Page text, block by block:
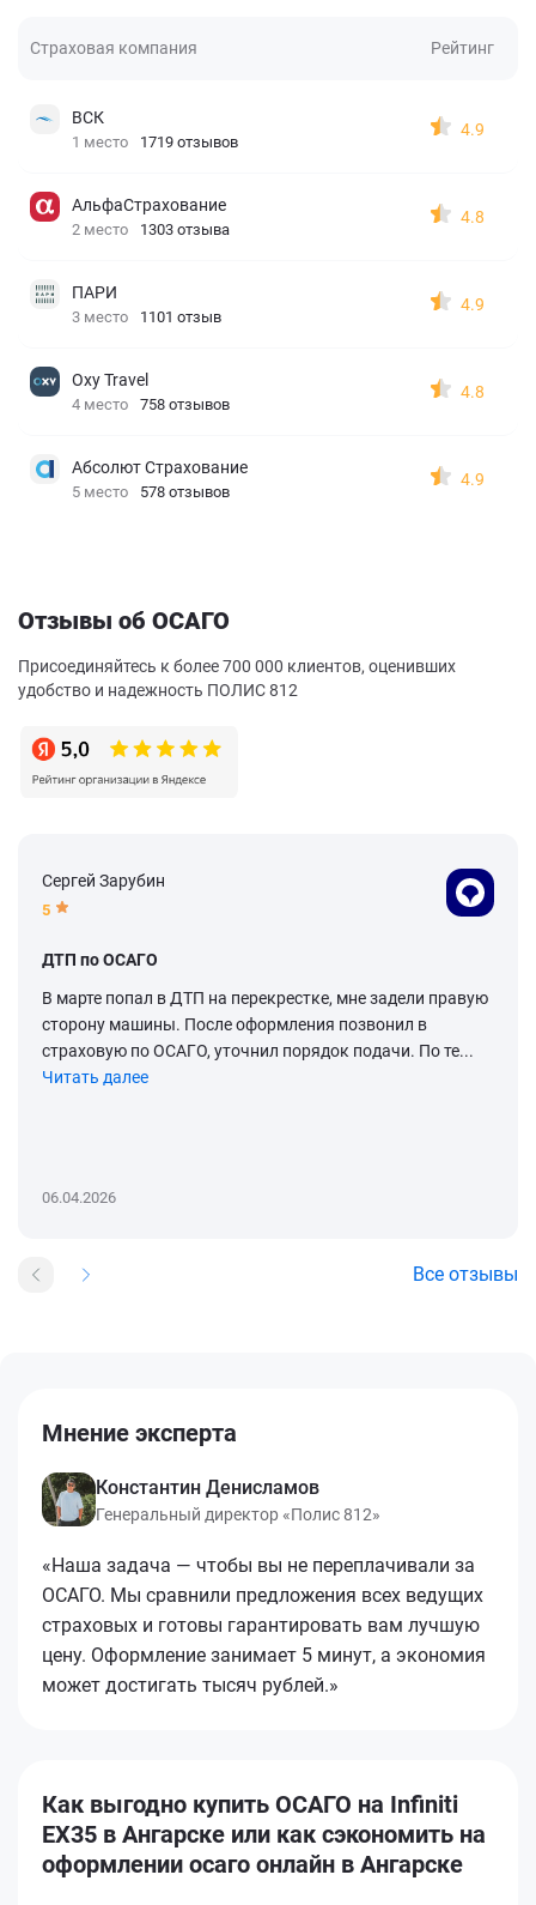
Страховая компания Рейтинг
ВСК
1 место 1719 отзывов
4.9
АльфаСтрахование
2 место 1303 отзыва
4.8
ПАРИ
3 место 1101 отзыв
4.9
Oxy Travel
4 место 758 отзывов
4.8
Абсолют Страхование
5 место 578 отзывов
4.9
Отзывы об ОСАГО
Присоединяйтесь к более 700 000 клиентов, оценивших
удобство и надежность ПОЛИС 812
Сергей Зарубин
5
ДТП по ОСАГО
В марте попал в ДТП на перекрестке, мне задели правую
сторону машины. После оформления позвонил в
страховую по ОСАГО, уточнил порядок подачи. По те...
Читать далее
06.04.2026
Все отзывы
Мнение эксперта
Константин Денисламов
Генеральный директор «Полис 812»
«Наша задача — чтобы вы не переплачивали за
ОСАГО. Мы сравнили предложения всех ведущих
страховых и готовы гарантировать вам лучшую
цену. Оформление занимает 5 минут, а экономия
может достигать тысяч рублей.»
Как выгодно купить ОСАГО на Infiniti
EX35 в Ангарске или как сэкономить на
оформлении осаго онлайн в Ангарске